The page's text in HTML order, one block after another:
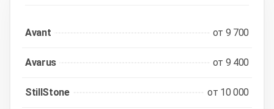
Avant от 9 700
Avarus от 9 400
StillStone от 10 000